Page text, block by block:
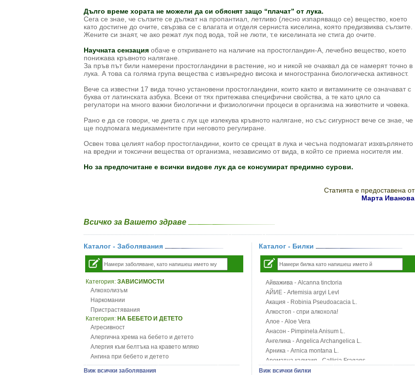
Дълго време хората не можели да си обяснят защо “плачат” от лука.
Сега се знае, че сълзите се дължат на пропантиал, летливо (лесно изпаряващо се) вещество, което
като достигне до очите, свързва се с влагата и отделя серниста киселина, която предизвиква сълзите.
Жените си знаят, че ако режат лук под вода, той не люти, т.е киселината не стига до очите.
Научната сензация обаче е откриването на наличие на простогландин-А, лечебно вещество, което
понижава кръвното налягане.
За пръв път били намерени простогландини в растение, но и никой не очаквал да се намерят точно в
лука. А това са голяма група вещества с извънредно висока и многостранна биологическа активност.
Вече са известни 17 вида точно установени простогландини, които както и витамините се означават с
буква от латинската азбука. Всеки от тях притежава специфични свойства, а те като цяло са
регулатори на много важни биологични и физиологични процеси в организма на животните и човека.
Рано е да се говори, че диета с лук ще излекува кръвното налягане, но със сигурност вече се знае, че
ще подпомага медикаментите при неговото регулиране.
Освен това целият набор простогландини, които се срещат в лука и чесъна подпомагат изхвърлянето
на вредни и токсични вещества от организма, независимо от вида, в който се приема носителя им.
Но за предпочитане е всички видове лук да се консумират предимно сурови.
Статията е предоставена от
Марта Иванова
Всичко за Вашето здраве
Каталог - Заболявания
Категория: ЗАВИСИМОСТИ
Алкохолизъм
Наркомании
Пристрастявания
Категория: НА БЕБЕТО И ДЕТЕТО
Агресивност
Алергична хрема на бебето и детето
Алергия към белтъка на кравето мляко
Ангина при бебето и детето
Анемия при бебето и детето
Виж всички заболявания
Каталог - Билки
Айважива - Alcanna tinctoria
АЙИЕ - Artemisia argyi Levl
Акация - Robinia Pseudoacacia L.
Алкостоп - спри алкохола!
Алое - Aloe Vera
Анасон - Pimpinela Anisum L.
Ангелика - Angelica Archangelica L.
Арника - Arnica montana L.
Ароматна кализия - Callisia Fragans
Арония - Sorbus melanocorpa
Виж всички билки